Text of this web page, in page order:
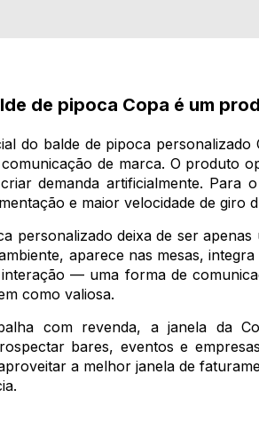
de pipoca Copa é um
do balde de pipoca
de marca. O produto
criar demanda artificialmente.
e maior velocidade de giro
personalizado deixa de ser
aparece nas mesas,
— uma forma de
como valiosa.
com revenda, a janela da
bares, eventos e
a melhor janela de